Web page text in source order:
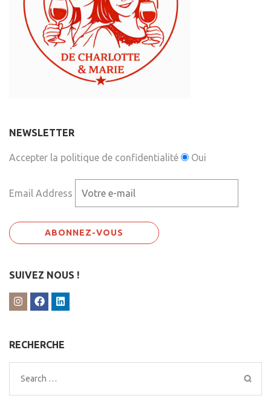
NEWSLETTER
Accepter la politique de confidentialité Oui
Email Address
SUIVEZ NOUS !
RECHERCHE
Search
for: